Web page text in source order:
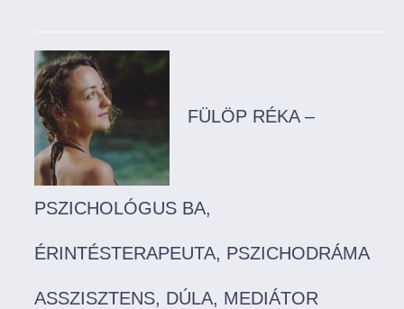
FÜLÖP RÉKA –
PSZICHOLÓGUS BA,
ÉRINTÉSTERAPEUTA, PSZICHODRÁMA
ASSZISZTENS, DÚLA, MEDIÁTOR